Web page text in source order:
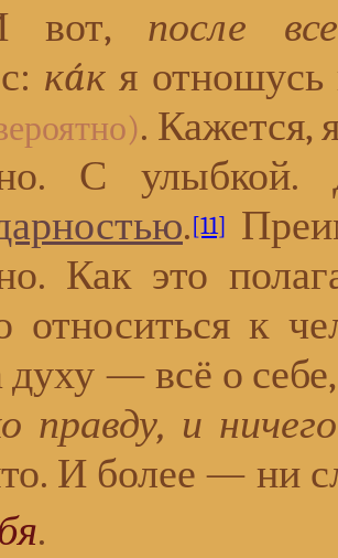
после
кáк я
. Кажется,
С
.[11]
Как это
относиться к
духу — всё о
правду, и
И более — ни
.